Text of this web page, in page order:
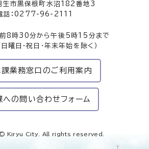
生市黒保根町水沼182番地3
話：0277-96-2111
前8時30分から午後5時15分まで
日曜日・祝日・年末年始を除く）
業務窓口のご利用案内
への問い合わせフォーム
Kiryu City. All rights reserved.